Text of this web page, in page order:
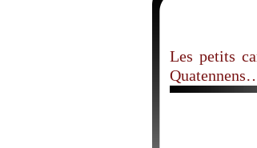
Les petits